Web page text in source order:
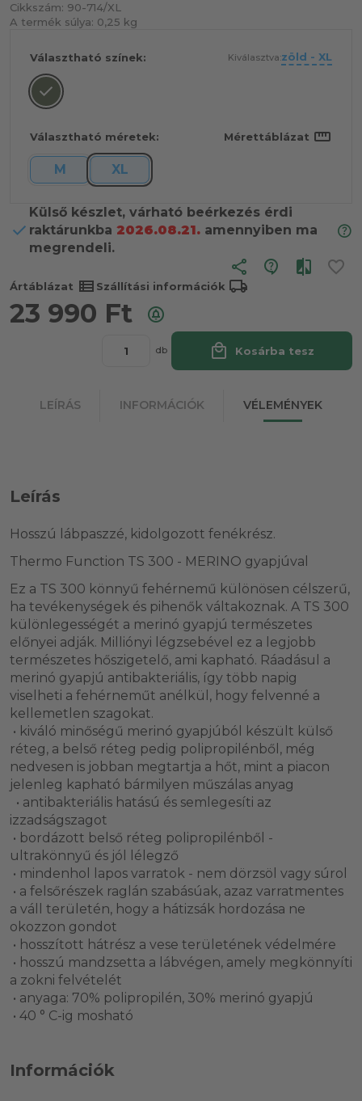
Cikkszám: 90-714/XL
A termék súlya: 0,25 kg
Választható színek: Kiválasztva:zöld - XL
Választható méretek: Mérettáblázat straighten
M XL
Külső készlet, várható beérkezés érdi
raktárunkba 2026.08.21. amennyiben ma
megrendeli.
share
Ártáblázat view_list Szállítási információk local_shipping
23 990 Ft
db local_mall Kosárba tesz
LEÍRÁS INFORMÁCIÓK VÉLEMÉNYEK
Leírás
Hosszú lábpaszzé, kidolgozott fenékrész.
Thermo Function TS 300 - MERINO gyapjúval
Ez a TS 300 könnyű fehérnemű különösen célszerű,
ha tevékenységek és pihenők váltakoznak. A TS 300
különlegességét a merinó gyapjú természetes
előnyei adják. Milliónyi légzsebével ez a legjobb
természetes hőszigetelő, ami kapható. Ráadásul a
merinó gyapjú antibakteriális, így több napig
viselheti a fehérneműt anélkül, hogy felvenné a
kellemetlen szagokat.
• kiváló minőségű merinó gyapjúból készült külső
réteg, a belső réteg pedig polipropilénből, még
nedvesen is jobban megtartja a hőt, mint a piacon
jelenleg kapható bármilyen műszálas anyag
• antibakteriális hatású és semlegesíti az
izzadságszagot
• bordázott belső réteg polipropilénből -
ultrakönnyű és jól lélegző
• mindenhol lapos varratok - nem dörzsöl vagy súrol
• a felsőrészek raglán szabásúak, azaz varratmentes
a váll területén, hogy a hátizsák hordozása ne
okozzon gondot
• hosszított hátrész a vese területének védelmére
• hosszú mandzsetta a lábvégen, amely megkönnyíti
a zokni felvételét
• anyaga: 70% polipropilén, 30% merinó gyapjú
• 40 ° C-ig mosható
Információk